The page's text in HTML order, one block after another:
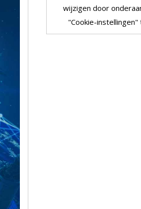
wijzigen door
"Cookie-instellingen"